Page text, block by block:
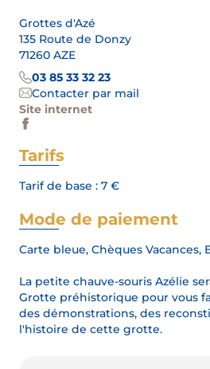
La petite chauve-souris Azélie
Grotte préhistorique pour vous
des démonstrations, des
l'histoire de cette grotte.
Grottes d'Azé
135 Route de Donzy
71260 AZE
03 85 33 32 23
Contacter par mail
Site internet
Tarifs
Tarif de base : 7 €
Mode de paiement
Carte bleue, Chèques Vacances,